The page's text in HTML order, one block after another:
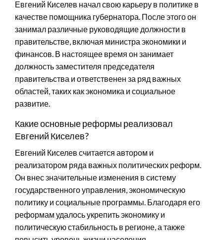
Евгений Киселев начал свою карьеру в политике в
качестве помощника губернатора. После этого он
занимал различные руководящие должности в
правительстве, включая министра экономики и
финансов. В настоящее время он занимает
должность заместителя председателя
правительства и ответственен за ряд важных
областей, таких как экономика и социальное
развитие.
Какие основные реформы реализовал
Евгений Киселев?
Евгений Киселев считается автором и
реализатором ряда важных политических реформ.
Он внес значительные изменения в систему
государственного управления, экономическую
политику и социальные программы. Благодаря его
реформам удалось укрепить экономику и
политическую стабильность в регионе, а также